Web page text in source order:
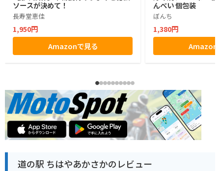
ソースが決めて！
長寿堂恵佳
1,950円
Amazonで見る
んべい 個包装
ぼんち
1,380円
Amazon
道の駅 ちはやあかさかのレビュー